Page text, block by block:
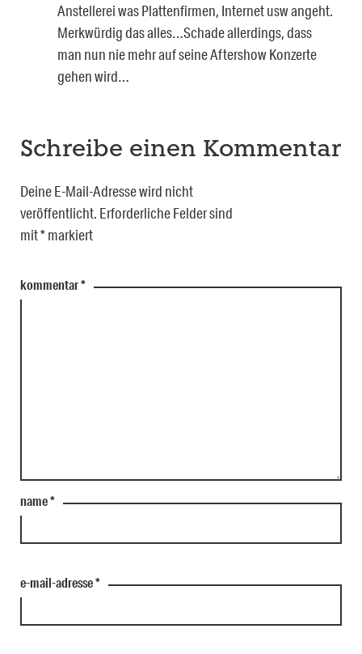
Anstellerei was Plattenfirmen, Internet usw angeht.
Merkwürdig das alles…Schade allerdings, dass
man nun nie mehr auf seine Aftershow Konzerte
gehen wird…
Schreibe einen Kommentar
Deine E-Mail-Adresse wird nicht
veröffentlicht. Erforderliche Felder sind
mit*markiert
kommentar*
name*
e-mail-adresse*